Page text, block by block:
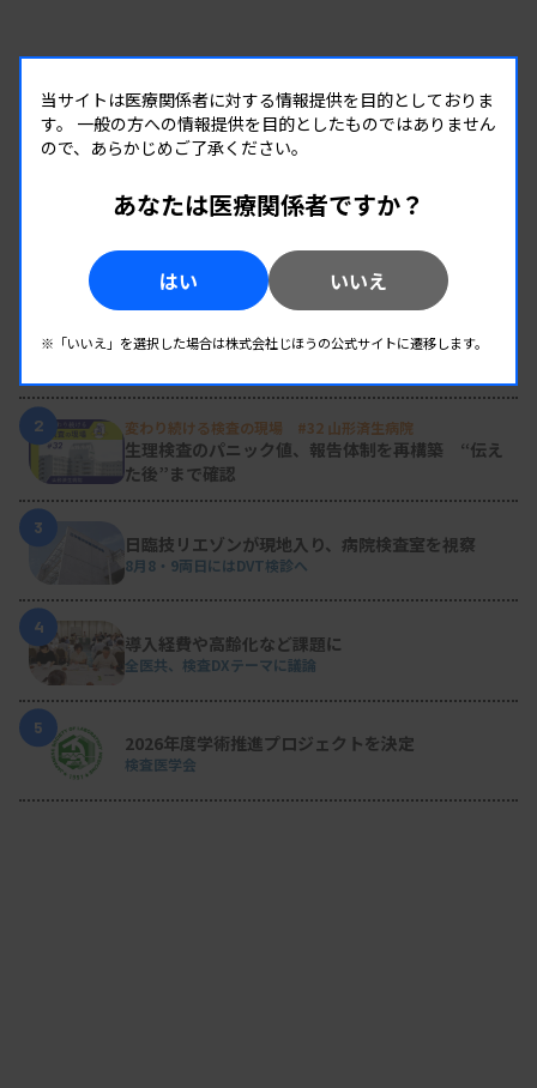
RANKING
人気の記事
新人臨床検査技師の歩き方 ［第16回］
2 変わり続ける検査の現場 #32 山形済生病院
生理検査のパニック値、報告体制を再構築 “伝え
た後”まで確認
3
日臨技リエゾンが現地入り、病院検査室を視察
8月8・9両日にはDVT検診へ
4
導入経費や高齢化など課題に
全医共、検査DXテーマに議論
5
2026年度学術推進プロジェクトを決定
検査医学会
当サイトは医療関係者に対する情報提供を目的としておりま
す。 一般の方への情報提供を目的としたものではありません
ので、あらかじめご了承ください。
あなたは医療関係者ですか？
はい いいえ
※「いいえ」を選択した場合は株式会社じほうの公式サイトに遷移します。